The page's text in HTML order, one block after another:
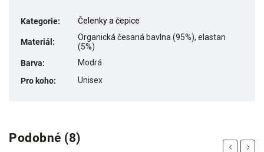
Kategorie: Čelenky a čepice
Materiál :
Organická česaná bavlna (95%), elastan
(5%)
Barva:
Modrá
Pro koho: Unisex
Podobné (8)
PreviousNext